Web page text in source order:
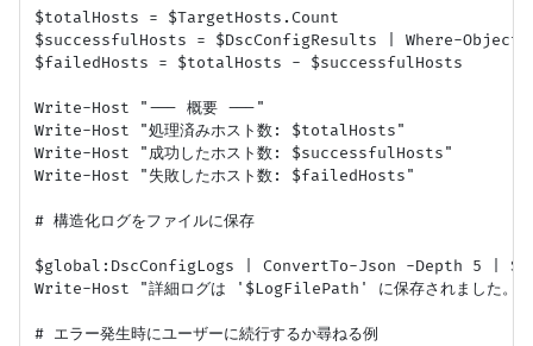
$totalHosts = $TargetHosts.Count
$successfulHosts = $DscConfigResults | Where-
$failedHosts = $totalHosts - $successfulHosts
Write-Host "--- 概要 ---"
Write-Host "処理済みホスト数: $totalHosts"
Write-Host "成功したホスト数: $successfulHosts"
Write-Host "失敗したホスト数: $failedHosts"
# 構造化ログをファイルに保存
$global:DscConfigLogs | ConvertTo-Json -Depth 5 |
Write-Host "詳細ログは '$LogFilePath' に保存されました。"
# エラー発生時にユーザーに続行するか尋ねる例